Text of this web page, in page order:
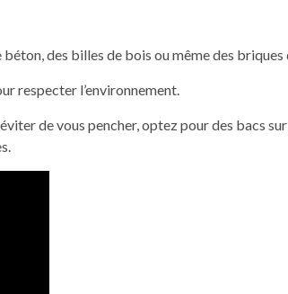
béton, des billes de bois ou même des
respecter l’environnement.
de vous pencher, optez pour des bacs